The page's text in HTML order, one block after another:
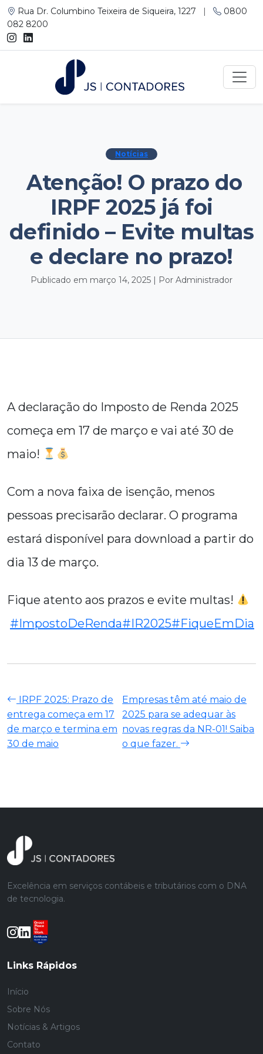
Rua Dr. Columbino Teixeira de Siqueira, 1227 |
0800
082 8200
Notícias
Atenção! O prazo do
IRPF 2025 já foi
definido – Evite multas
e declare no prazo!
Publicado em março 14, 2025 | Por Administrador
A declaração do Imposto de Renda 2025
começa em 17 de março e vai até 30 de
maio!
Com a nova faixa de isenção, menos
pessoas precisarão declarar. O programa
estará disponível para download a partir do
dia 13 de março.
Fique atento aos prazos e evite multas!
#ImpostoDeRenda#IR2025#FiqueEmDia
IRPF 2025: Prazo de
entrega começa em 17
de março e termina em
30 de maio
Empresas têm até maio de
2025 para se adequar às
novas regras da NR-01! Saiba
o que fazer.
Excelência em serviços contábeis e tributários com o DNA
de tecnologia.
Links Rápidos
Início
Sobre Nós
Notícias & Artigos
Contato